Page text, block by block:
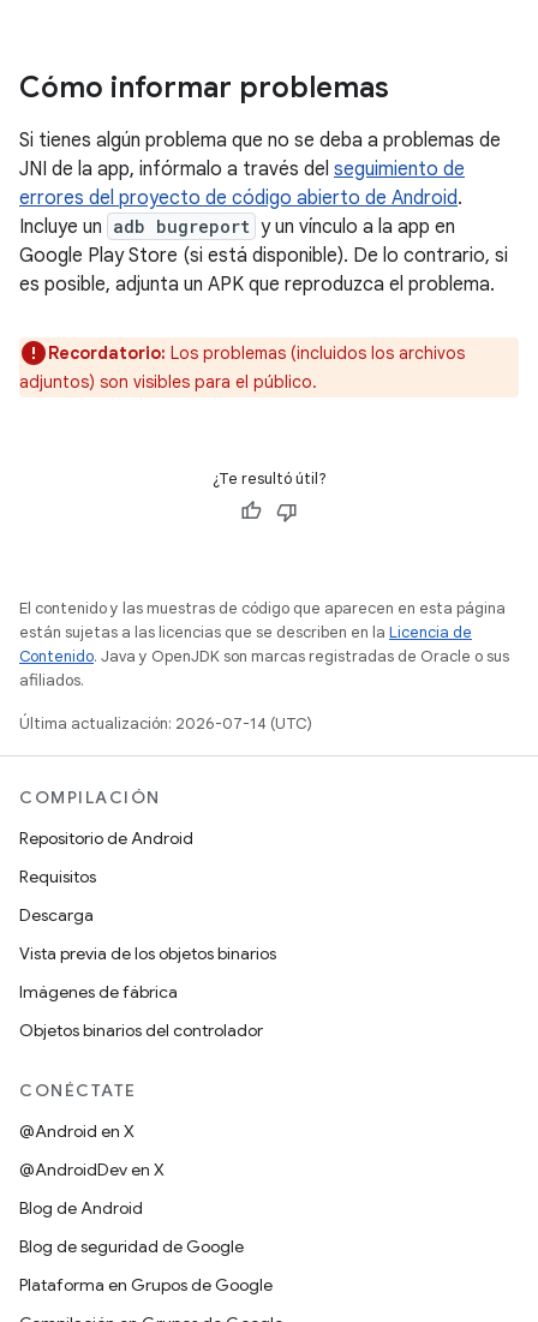
Cómo informar problemas
Si tienes algún problema que no se deba a problemas de
JNI de la app, infórmalo a través del seguimiento de
errores del proyecto de código abierto de Android.
Incluye un adb bugreport y un vínculo a la app en
Google Play Store (si está disponible). De lo contrario, si
es posible, adjunta un APK que reproduzca el problema.
Recordatorio: Los problemas (incluidos los archivos
adjuntos) son visibles para el público.
¿Te resultó útil?
El contenido y las muestras de código que aparecen en esta página
están sujetas a las licencias que se describen en la Licencia de
Contenido. Java y OpenJDK son marcas registradas de Oracle o sus
afiliados.
Última actualización: 2026-07-14 (UTC)
COMPILACIÓN
Repositorio de Android
Requisitos
Descarga
Vista previa de los objetos binarios
Imágenes de fábrica
Objetos binarios del controlador
CONÉCTATE
@Android en X
@AndroidDev en X
Blog de Android
Blog de seguridad de Google
Plataforma en Grupos de Google